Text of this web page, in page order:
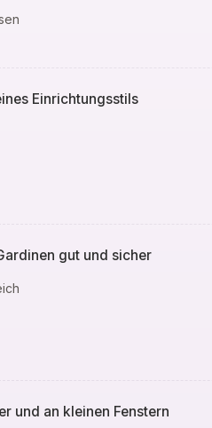
Einrichtungsstils
gut und sicher
und an kleinen Fenstern